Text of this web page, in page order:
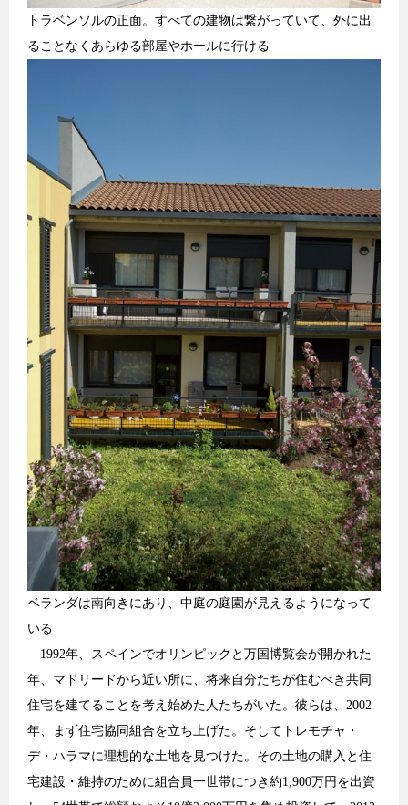
トラベンソルの正面。すべての建物は繋がっていて、外に出
ることなくあらゆる部屋やホールに行ける
ベランダは南向きにあり、中庭の庭園が見えるようになって
いる
1992年、スペインでオリンピックと万国博覧会が開かれた
年、マドリードから近い所に、将来自分たちが住むべき共同
住宅を建てることを考え始めた人たちがいた。彼らは、2002
年、まず住宅協同組合を立ち上げた。そしてトレモチャ・
デ・ハラマに理想的な土地を見つけた。その土地の購入と住
宅建設・維持のために組合員一世帯につき約1,900万円を出資